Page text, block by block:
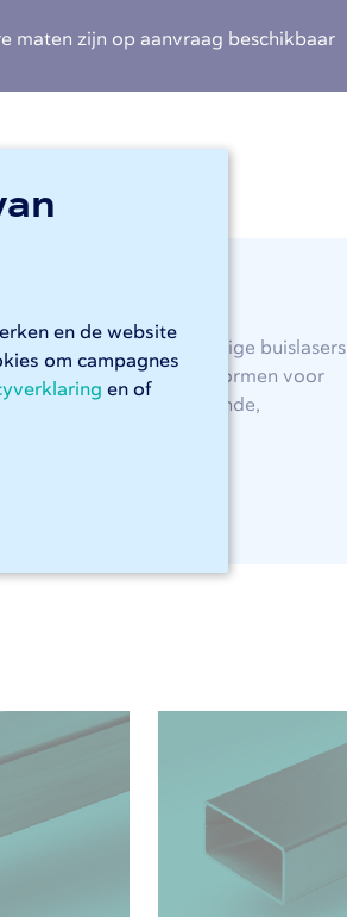
en de website
om campagnes
en of
maten zijn op aanvraag beschikbaar
Onze Adige buislasers
verlengstukken vormen voor
met gemak uw ronde,